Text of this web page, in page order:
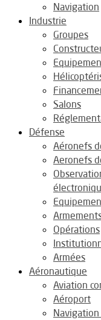
Navigation
Industrie
Groupes
Salons
Défense
Aéronefs
Aeronefs
Opérations
Armées
Aéronautique
Aviation
Aéroport